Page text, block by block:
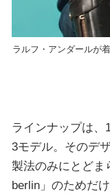
ラルフ・アンダールが
ラインナップは、
3モデル。そのデ
製法のみにとどま
berlin」のためだ